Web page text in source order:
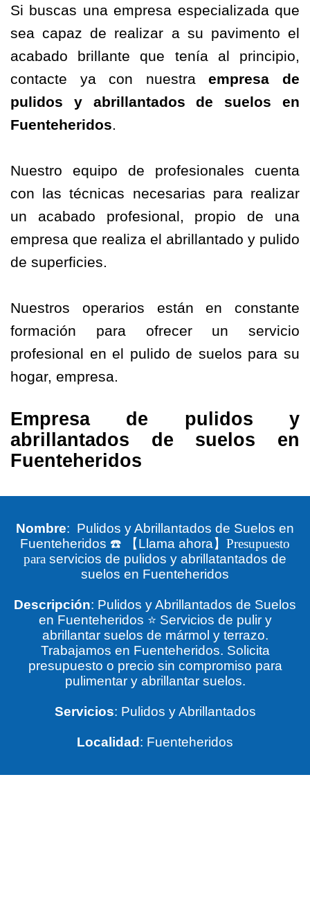
Si buscas una empresa especializada que
sea capaz de realizar a su pavimento el
acabado brillante que tenía al principio,
contacte ya con nuestraempresa de
pulidos
y abrillantados de suelos en
Fuenteheridos.
Nuestro equipo de profesionales cuenta
con las técnicas necesarias para realizar
un acabado profesional, propio de una
empresa que realiza el abrillantado y pulido
de superficies.
Nuestros operarios están en constante
formación para ofrecer un servicio
profesional en el pulido de suelos para su
hogar, empresa.
Empresa de pulidos y
abrillantados de suelos en
Fuenteheridos
Nombre: Pulidos y Abrillantados de Suelos en
Fuenteheridos ☎️ 【Llama ahora】Presupuesto
para servicios de pulidos y abrillatantados de
suelos en Fuenteheridos
Descripción: Pulidos y Abrillantados de Suelos
en Fuenteheridos ⭐ Servicios de pulir y
abrillantar suelos de mármol y terrazo.
Trabajamos en Fuenteheridos. Solicita
presupuesto o precio sin compromiso para
pulimentar y abrillantar suelos.
Servicios: Pulidos y Abrillantados
Localidad : Fuenteheridos